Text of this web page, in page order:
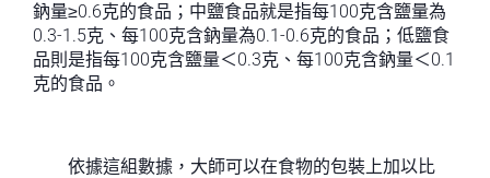
鈉量≥0.6克的食品；中鹽食品就是指每100克含鹽量為
0.3-1.5克、每100克含鈉量為0.1-0.6克的食品；低鹽食
品則是指每100克含鹽量＜0.3克、每100克含鈉量＜0.1
克的食品。
依據這組數據，大師可以在食物的包裝上加以比